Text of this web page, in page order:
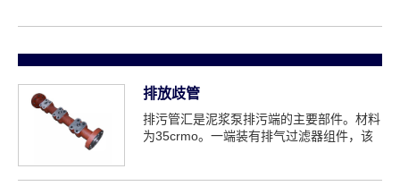
排放歧管
排污管汇是泥浆泵排污端的主要部件。材料
为35crmo。一端装有排气过滤器组件，该